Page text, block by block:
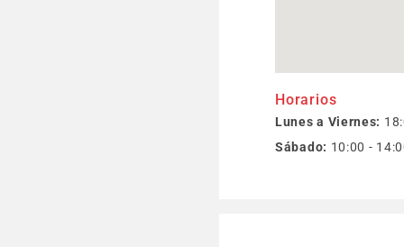
Horarios
Lunes a Viernes:
Sábado: 10:00 -